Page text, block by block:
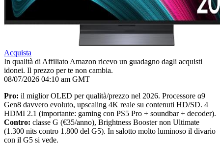
Acquista
In qualità di Affiliato Amazon ricevo un guadagno dagli acquisti
idonei. Il prezzo per te non cambia.
08/07/2026 04:10 am GMT
Pro: il miglior OLED per qualità/prezzo nel 2026. Processore α9
Gen8 davvero evoluto, upscaling 4K reale su contenuti HD/SD. 4
HDMI 2.1 (importante: gaming con PS5 Pro + soundbar + decoder).
Contro: classe G (€35/anno), Brightness Booster non Ultimate
(1.300 nits contro 1.800 del G5). In salotto molto luminoso il divario
con il G5 si vede.